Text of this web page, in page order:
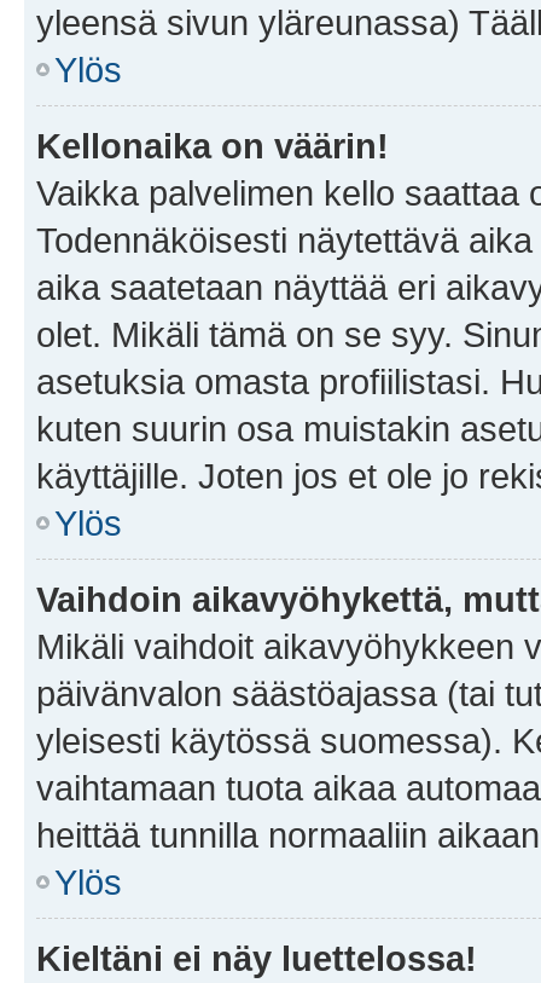
yleensä sivun yläreunassa)
Ylös
Kellonaika on väärin!
Vaikka palvelimen kello saattaa
Todennäköisesti näytettävä
aika saatetaan näyttää eri
olet. Mikäli tämä on se syy.
asetuksia omasta profiilistasi.
kuten suurin osa muistakin
käyttäjille. Joten jos et ole jo
Ylös
Vaihdoin aikavyöhykettä,
Mikäli vaihdoit aikavyöhykkeen
päivänvalon säästöajassa (tai
yleisesti käytössä suomessa).
vaihtamaan tuota aikaa
heittää tunnilla normaaliin
Ylös
Kieltäni ei näy luettelossa!